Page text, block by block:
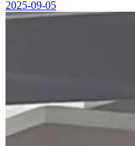
2025-09-05